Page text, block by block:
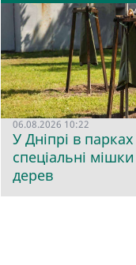
06.08.2026 10:22
У Дніпрі в
спеціальні
дерев